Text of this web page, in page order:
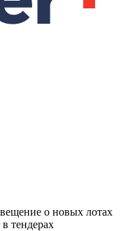
о новых лотах
тендерах